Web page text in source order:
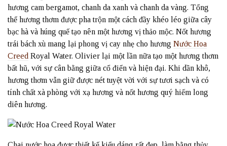
hương cam bergamot, chanh da xanh và chanh da vàng. Tổng
thể hương thơm được pha trộn một cách đầy khéo léo giữa cây
bạc hà và húng quế tạo nên một hương vị thảo mộc. Nốt hương
trái bách xù mang lại phong vị cay nhẹ cho hương Nước Hoa
Creed Royal Water. Olivier lại một lần nữa tạo một hương thơm
bất hũ, với sự cân bằng giữa cổ điển và hiện đại. Khi dần khô,
hương thơm vẫn giữ được nét tuyệt vời với sự tươi sạch và có
tính chất xà phòng với xạ hương và nốt hương quý hiếm long
diên hương.